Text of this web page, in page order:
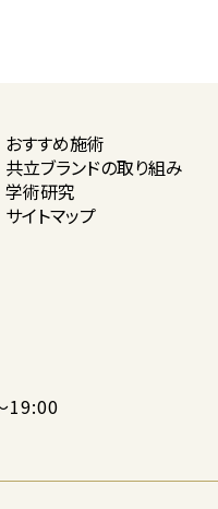
おすすめ施術
共立ブランドの取り組み
学術研究
サイトマップ
19:00